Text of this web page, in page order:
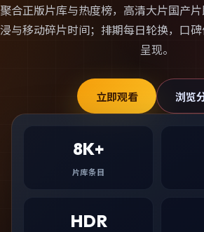
聚合正版片库与热度榜， 高清大片国产片
浸与移动碎片时间；排期每日轮换，口
呈现。
立即观看 浏览
8K+
片库条目
HDR